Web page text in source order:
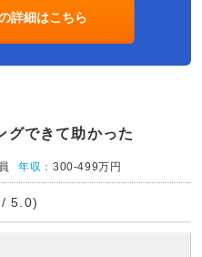
詳細はこちら
グできて助かった
年収：300-499万円
5.0)